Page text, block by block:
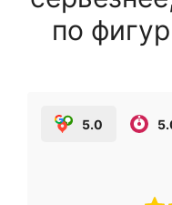
по
5.0